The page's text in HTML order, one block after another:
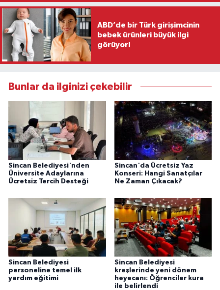
ABD’de bir Türk girişimcinin
bebek ürünleri büyük ilgi
görüyor!
Bunlar da ilginizi çekebilir
Sincan Belediyesi'nden
Üniversite Adaylarına
Ücretsiz Tercih Desteği
Sincan'da Ücretsiz Yaz
Konseri: Hangi Sanatçılar
Ne Zaman Çıkacak?
Sincan Belediyesi
personeline temel ilk
yardım eğitimi
Sincan Belediyesi
kreşlerinde yeni dönem
heyecanı: Öğrenciler kura
ile belirlendi